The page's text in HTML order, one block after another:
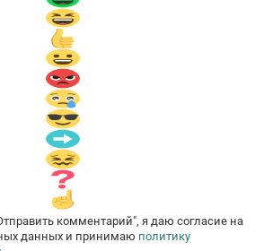
комментарий", я даю согласие на
данных и принимаю политику